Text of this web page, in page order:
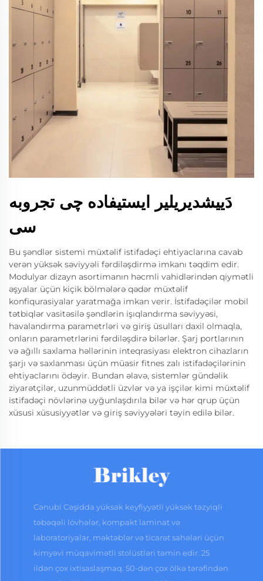
دَییشدیریلیر ایستیفاده چی تجروبه
سی
Bu şəndlər sistemi müxtəlif istifadəçi ehtiyaclarına cavab
verən yüksək səviyyəli fərdiləşdirmə imkanı təqdim edir.
Modulyar dizayn asortimanın həcmli vahidlərindən qiymətli
əşyalar üçün kiçik bölmələrə qədər müxtəlif
konfiqurasiyalar yaratmağa imkan verir. İstifadəçilər mobil
tətbiqlər vasitəsilə şəndlərin işıqlandırma səviyyəsi,
havalandırma parametrləri və giriş üsulları daxil olmaqla,
onların parametrlərini fərdiləşdirə bilərlər. Şarj portlarının
və ağıllı saxlama həllərinin inteqrasiyası elektron cihazların
şarjı və saxlanması üçün müasir fitnes zalı istifadəçilərinin
ehtiyaclarını ödəyir. Bundan əlavə, sistemlər gündəlik
ziyarətçilər, uzunmüddətli üzvlər və ya işçilər kimi müxtəlif
istifadəçi növlərinə uyğunlaşdırıla bilər və hər qrup üçün
xüsusi xüsusiyyətlər və giriş səviyyələri təyin edilə bilər.
Cənubi Cəşidda yüksək keyfiyyətli yüksək təzyiqli
təbəqəli lövhələr, kompakt laminat və
laboratoriyalar, məktəblər və ticarət sahələri üçün
kimyəvi müqavimətli stolüstləri təmin edir. 25
ildən çox ixtisaslaşmaq. 50-dən çox ölkə tərəfindən